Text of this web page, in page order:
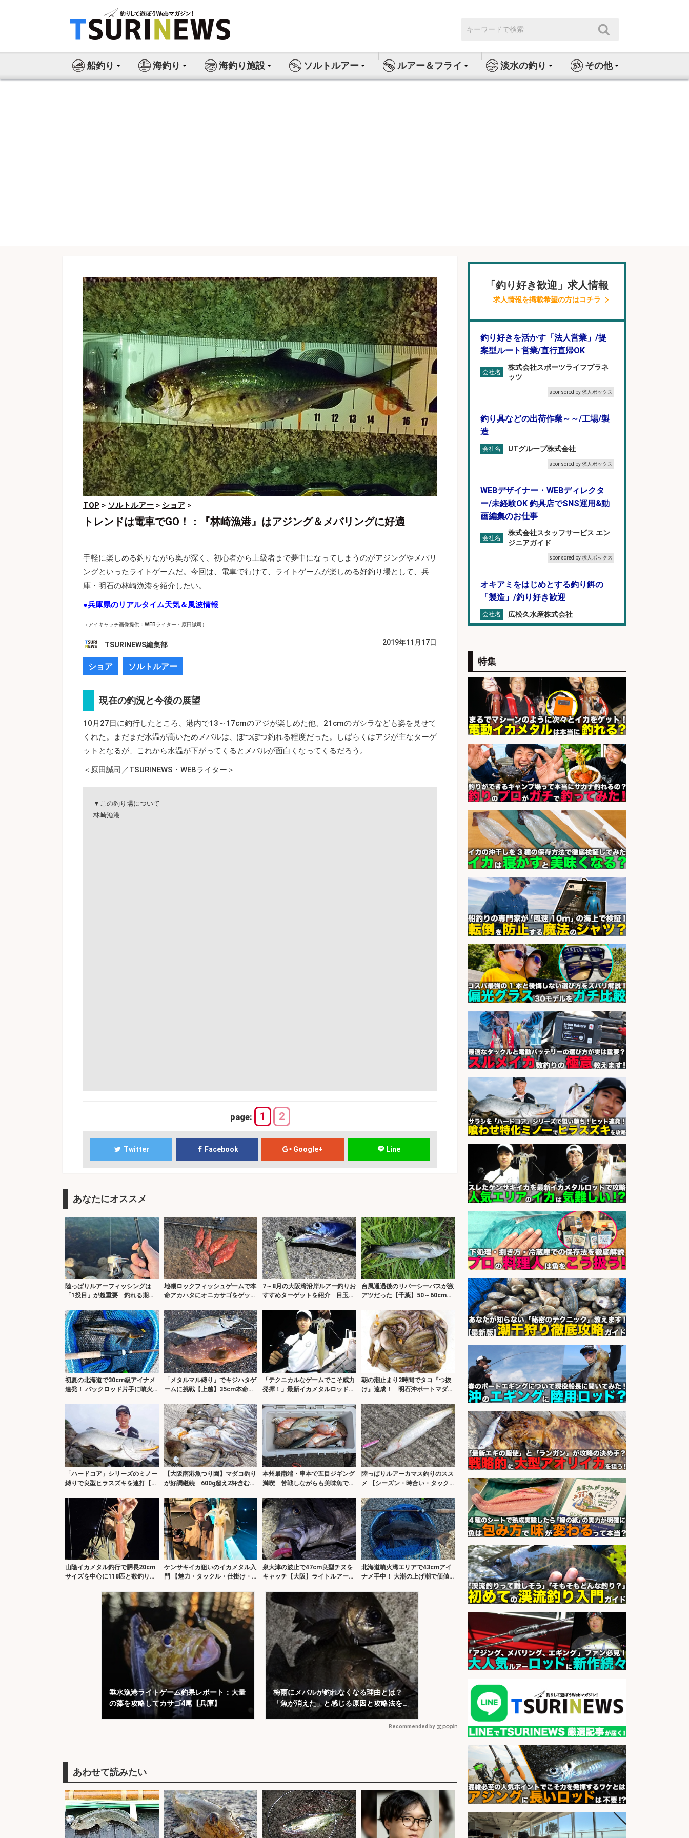
ス
索:
船釣り 海釣り 海釣り施設 ソルトルアー ルアー＆フライ 淡水の釣り その他
TOP > ソルトルアー > ショア >
トレンドは電車でGO！：『林崎漁港』はアジング＆メバリングに好適
手軽に楽しめる釣りながら奥が深く、初心者から上級者まで夢中になってしまうのがアジングやメバリ
ングといったライトゲームだ。今回は、電車で行けて、ライトゲームが楽しめる好釣り場として、兵
庫・明石の林崎漁港を紹介したい。
●兵庫県のリアルタイム天気＆風波情報
（アイキャッチ画像提供：WEBライター・原田誠司）
TSURINEWS編集部 2019年11月17日
ショア ソルトルアー
現在の釣況と今後の展望
10月27日に釣行したところ、港内で13～17cmのアジが楽しめた他、21cmのガシラなども姿を見せて
くれた。まだまだ水温が高いためメバルは、ぽつぽつ釣れる程度だった。しばらくはアジが主なターゲ
ットとなるが、これから水温が下がってくるとメバルが面白くなってくるだろう。
＜原田誠司／TSURINEWS・WEBライター＞
▼この釣り場について
林崎漁港
page: 1 2
Twitter Facebook Google+ Line
あなたにオススメ
陸っぱりルアーフィッシングは
「1投目」が超重要 釣れる期待
地磯ロックフィッシュゲームで本
命アカハタにオニカサゴをゲッ
ット
7～8月の大阪湾沿岸ルアー釣りお
すすめターゲットを紹介 目玉は
台風通過後のリバーシーバスが激
アツだった【千葉】50～60cm級
初夏の北海道で30cm級アイナメ
連発！ パックロッド片手に噴火
「メタルマル縛り」でキジハタゲ
ームに挑戦【上越】35cm本命に
「テクニカルなゲームでこそ威力
発揮！」最新イカメタルロッドで
朝の潮止まり2時間でタコ『つ抜
け』達成！ 明石沖ボートマダコ
「ハードコア」シリーズのミノー
縛りで良型ヒラスズキを連打【長
【大阪南港魚つり園】マダコ釣り
が好調継続 600g超え2杯含む20
本州最南端・串本で五目ジギング
満喫 苦戦しながらも美味魚でク
陸っぱりルアーカマス釣りのスス
メ 【シーズン・時合い・タック
山陰イカメタル釣行で胴長20cm
サイズを中心に118匹と数釣り堪
ケンサキイカ狙いのイカメタル入
門 【魅力・タックル・仕掛け・
泉大津の波止で47cm良型チヌを
キャッチ【大阪】ライトルアーゲ
北海道噴火湾エリアで43cmアイ
ナメ手中！ 大潮の上げ潮で価値
垂水漁港ライトゲーム釣果レポート：大量
の藻を攻略してカサゴ4尾【兵庫】
梅雨にメバルが釣れなくなる理由とは？
「魚が消えた」と感じる原因と攻略法を解
Recommended by
「釣り好き歓迎」求人情報
求人情報を掲載希望の方はコチラ
釣り好きを活かす「法人営業」/提
案型ルート営業/直行直帰OK
会社名
株式会社スポーツライフプラネ
ッツ
sponsored by 求人ボックス
釣り具などの出荷作業～～/工場/製
造
会社名 UTグループ株式会社
sponsored by 求人ボックス
WEBデザイナー・WEBディレクタ
ー/未経験OK 釣具店でSNS運用&動
画編集のお仕事
会社名
株式会社スタッフサービス エン
ジニアガイド
sponsored by 求人ボックス
オキアミをはじめとする釣り餌の
「製造」/釣り好き歓迎
会社名 広松久水産株式会社
福岡「現場監督」/釣り好き歓迎/残
業10時間/経験者歓迎
会社名 広松久水産株式会社
sponsored by 求人ボックス
魚の「バイヤー」貴方の目利きでヒ
会社名 株式会社コムライン
sponsored by 求人ボックス
フィッシング用品の「製品開発設
計」
会社名 メガバス株式会社
sponsored by 求人ボックス
宮崎/魚や漁業に関わる現場・事務
の「総合職」 未経験可
会社名 宮崎県漁業協同組合連合会
sponsored by 求人ボックス
語学力を活かせるフィッシング用品
の「海外営業」/年休125日
会社名 株式会社ジャッカル
sponsored by 求人ボックス
釣り好き必見「釣具の設計開
発」/DAIWA公認製品/年休117日
会社名
株式会社スポーツライフプラネ
ッツ
sponsored by 求人ボックス
さらに求人情報を見る
特集